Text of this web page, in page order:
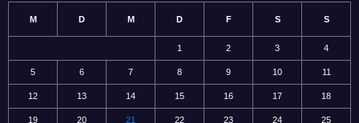
M D M D F S S
1 2 3 4
5 6 7 8 9 10 11
12 13 14 15 16 17 18
19 20 21 22 23 24 25